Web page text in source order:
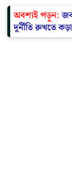
অবশ্যই পড়ুন:
দুর্নীতি রুখতে